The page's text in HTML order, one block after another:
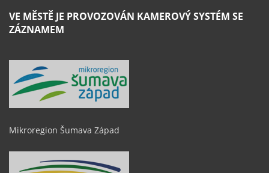
VE MĚSTĚ JE PROVOZOVÁN KAMEROVÝ SYSTÉM SE
ZÁZNAMEM
Mikroregion Šumava Západ